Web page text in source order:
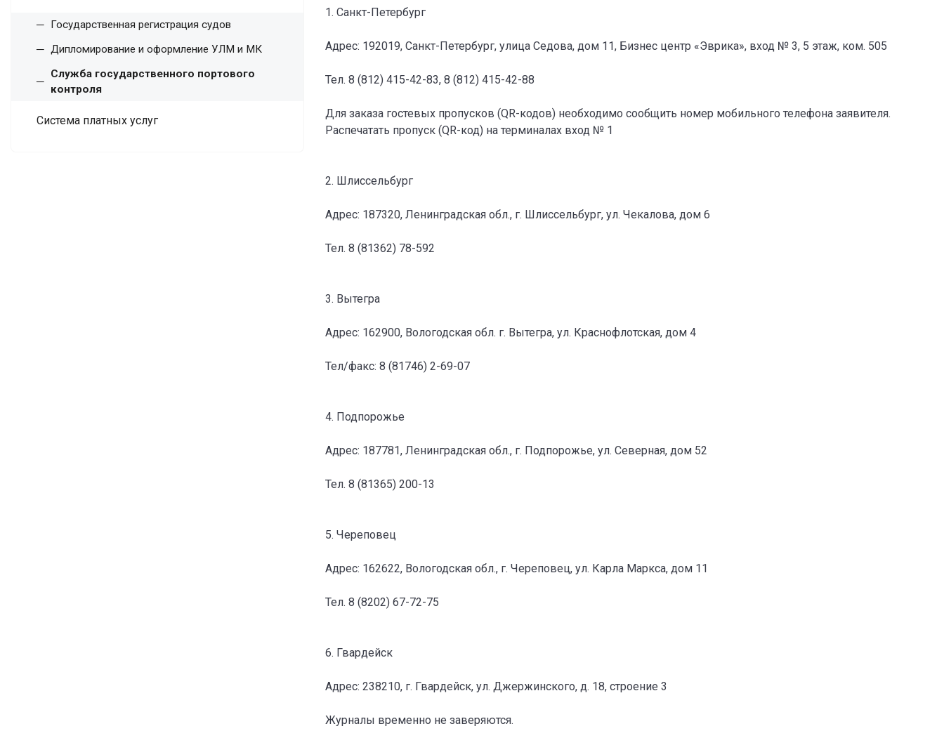
Государственная регистрация судов
Дипломирование и оформление УЛМ и МК
Служба государственного портового
контроля
Система платных услуг
1. Санкт-Петербург
Адрес: 192019, Санкт-Петербург, улица Седова, дом 11, Бизнес центр «Эврика», вход № 3, 5 этаж, ком. 505
Тел. 8 (812) 415-42-83, 8 (812) 415-42-88
Для заказа гостевых пропусков (QR-кодов) необходимо сообщить номер мобильного телефона заявителя.
Распечатать пропуск (QR-код) на терминалах вход № 1
2. Шлиссельбург
Адрес: 187320, Ленинградская обл., г. Шлиссельбург, ул. Чекалова, дом 6
Тел. 8 (81362) 78-592
3. Вытегра
Адрес: 162900, Вологодская обл. г. Вытегра, ул. Краснофлотская, дом 4
Тел/факс: 8 (81746) 2-69-07
4. Подпорожье
Адрес: 187781, Ленинградская обл., г. Подпорожье, ул. Северная, дом 52
Тел. 8 (81365) 200-13
5. Череповец
Адрес: 162622, Вологодская обл., г. Череповец, ул. Карла Маркса, дом 11
Тел. 8 (8202) 67-72-75
6. Гвардейск
Адрес: 238210, г. Гвардейск, ул. Джержинского, д. 18, строение 3
Журналы временно не заверяются.